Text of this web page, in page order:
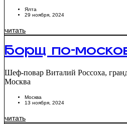
Ялта
29 ноября, 2024
читать
Борщ по-
Шеф-повар Виталий Россоха,
Москва
Москва
13 ноября, 2024
читать